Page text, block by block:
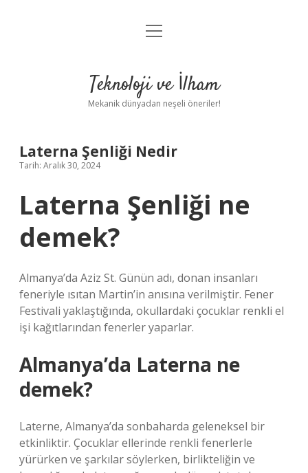
Anasayfa
Yasal Uyarı
menüyü
Teknoloji ve İlham
Mekanik dünyadan neşeli öneriler!
Laterna Şenliği Nedir
Tarih: Aralık 30, 2024
Laterna Şenliği ne
demek?
Almanya’da Aziz St. Günün adı, donan insanları
feneriyle ısıtan Martin’in anısına verilmiştir. Fener
Festivali yaklaştığında, okullardaki çocuklar renkli el
işi kağıtlarından fenerler yaparlar.
Almanya’da Laterna ne
demek?
Laterne, Almanya’da sonbaharda geleneksel bir
etkinliktir. Çocuklar ellerinde renkli fenerlerle
yürürken ve şarkılar söylerken, birlikteliğin ve